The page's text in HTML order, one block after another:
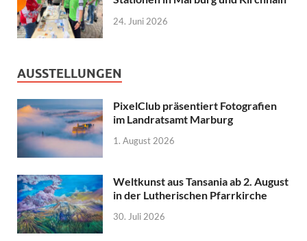
24. Juni 2026
AUSSTELLUNGEN
PixelClub präsentiert Fotografien
im Landratsamt Marburg
1. August 2026
Weltkunst aus Tansania ab 2. August
in der Lutherischen Pfarrkirche
30. Juli 2026